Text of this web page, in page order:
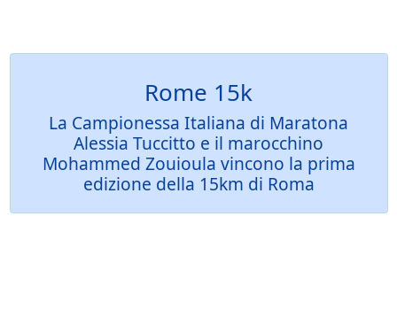
Rome 15k
La Campionessa Italiana di Maratona
Alessia Tuccitto e il marocchino
Mohammed Zouioula vincono la prima
edizione della 15km di Roma